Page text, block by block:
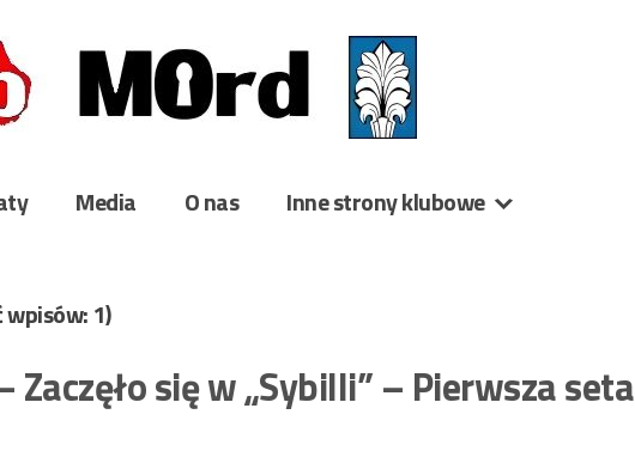
Media O nas Inne strony klubowe
wpisów: 1)
Zaczęło się w „Sybilli” – Pierwsza seta